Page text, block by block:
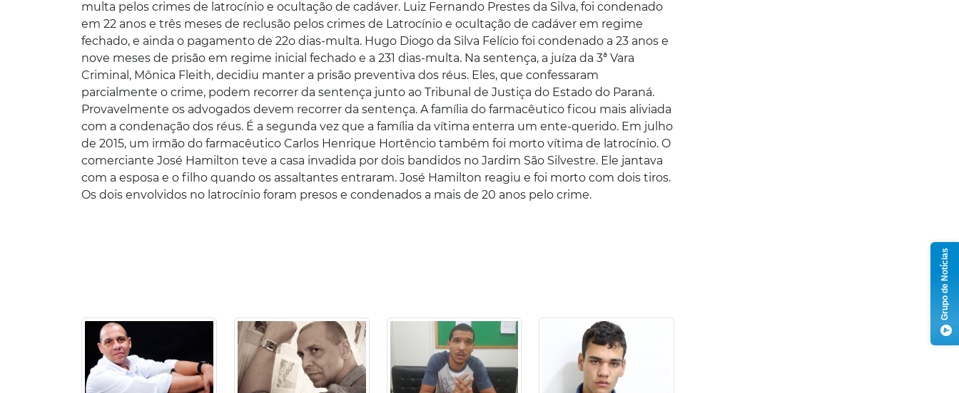
multa pelos crimes de latrocínio e ocultação de cadáver. Luiz Fernando Prestes da Silva, foi condenado
em 22 anos e três meses de reclusão pelos crimes de Latrocínio e ocultação de cadáver em regime
fechado, e ainda o pagamento de 22o dias-multa. Hugo Diogo da Silva Felício foi condenado a 23 anos e
nove meses de prisão em regime inicial fechado e a 231 dias-multa. Na sentença, a juíza da 3ª Vara
Criminal, Mônica Fleith, decidiu manter a prisão preventiva dos réus. Eles, que confessaram
parcialmente o crime, podem recorrer da sentença junto ao Tribunal de Justiça do Estado do Paraná.
Provavelmente os advogados devem recorrer da sentença. A família do farmacêutico ficou mais aliviada
com a condenação dos réus. É a segunda vez que a família da vítima enterra um ente-querido. Em julho
de 2015, um irmão do farmacêutico Carlos Henrique Hortêncio também foi morto vítima de latrocínio. O
comerciante José Hamilton teve a casa invadida por dois bandidos no Jardim São Silvestre. Ele jantava
com a esposa e o filho quando os assaltantes entraram. José Hamilton reagiu e foi morto com dois tiros.
Os dois envolvidos no latrocínio foram presos e condenados a mais de 20 anos pelo crime.
Grupo de Notícias